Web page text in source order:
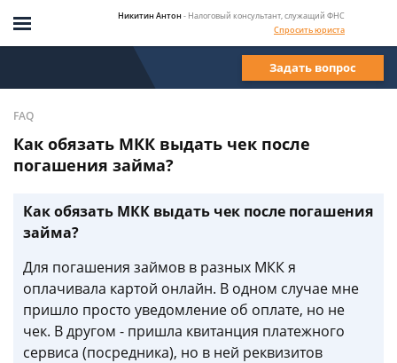
Никитин Антон - Налоговый консультант, служащий ФНС
Спросить юриста
Задать вопрос
FAQ
Как обязать МКК выдать чек после
погашения займа?
Как обязать МКК выдать чек после погашения
займа?
Для погашения займов в разных МКК я
оплачивала картой онлайн. В одном случае мне
пришло просто уведомление об оплате, но не
чек. В другом - пришла квитанция платежного
сервиса (посредника), но в ней реквизитов